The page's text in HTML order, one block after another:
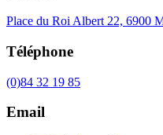
Place du Roi Albert 22, 6900
Téléphone
(0)84 32 19 85
Email